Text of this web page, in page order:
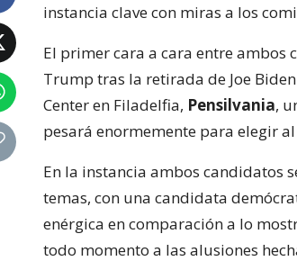
instancia clave con miras a los
El primer cara a cara entre ambos
Trump tras la retirada de Joe
Center en Filadelfia, Pensilvania,
pesará enormemente para elegir
En la instancia ambos candidatos
temas, con una candidata
enérgica en comparación a lo
todo momento a las alusiones